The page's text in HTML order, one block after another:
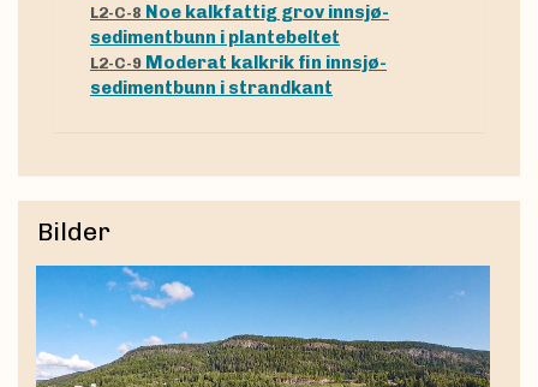
L2-C-8 Noe kalkfattig grov innsjø-
sedimentbunn i plantebeltet
L2-C-9 Moderat kalkrik fin innsjø-
sedimentbunn i strandkant
Bilder